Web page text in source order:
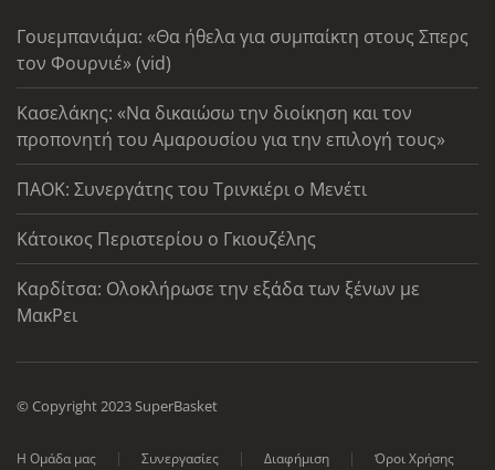
Γουεμπανιάμα: «Θα ήθελα για συμπαίκτη στους Σπερς
τον Φουρνιέ» (vid)
Κασελάκης: «Να δικαιώσω την διοίκηση και τον
προπονητή του Αμαρουσίου για την επιλογή τους»
ΠΑΟΚ: Συνεργάτης του Τρινκιέρι ο Μενέτι
Κάτοικος Περιστερίου ο Γκιουζέλης
Καρδίτσα: Ολοκλήρωσε την εξάδα των ξένων με
ΜακΡει
© Copyright 2023 SuperBasket
Η Ομάδα μας Συνεργασίες Διαφήμιση
Όροι Χρήσης